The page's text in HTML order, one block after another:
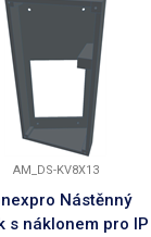
AM_DS-KV8X13
Nástěnný
s náklonem pro IP